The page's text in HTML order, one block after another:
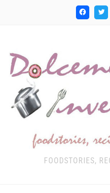
FOODSTORIES,